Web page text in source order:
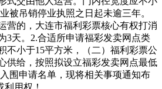
被吊销停业执照之日起未逾三年。
营的，大连市福利彩票核心有权打消
3天。2.合适所申请福彩发卖网点类
不小于15平方米，（二）福利彩票公
供给，按照拟设立福彩发卖网点最低
围申请名单，现将相关事项通知布
用权！